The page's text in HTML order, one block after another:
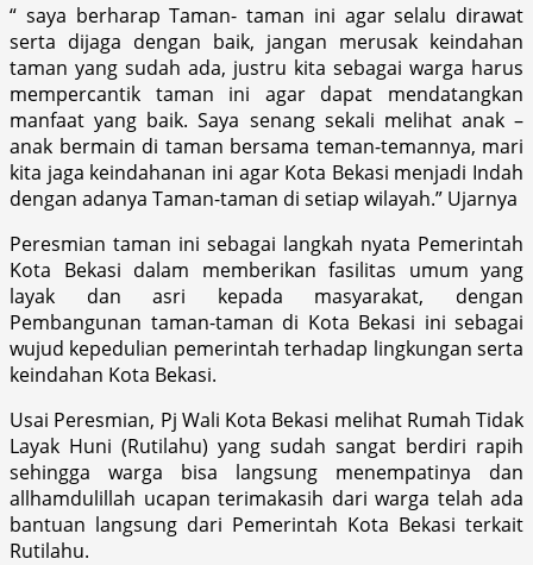
“ saya berharap Taman- taman ini agar selalu dirawat
serta dijaga dengan baik, jangan merusak keindahan
taman yang sudah ada, justru kita sebagai warga harus
mempercantik taman ini agar dapat mendatangkan
manfaat yang baik. Saya senang sekali melihat anak –
anak bermain di taman bersama teman-temannya, mari
kita jaga keindahanan ini agar Kota Bekasi menjadi Indah
dengan adanya Taman-taman di setiap wilayah.” Ujarnya
Peresmian taman ini sebagai langkah nyata Pemerintah
Kota Bekasi dalam memberikan fasilitas umum yang
layak dan asri kepada masyarakat, dengan
Pembangunan taman-taman di Kota Bekasi ini sebagai
wujud kepedulian pemerintah terhadap lingkungan serta
keindahan Kota Bekasi.
Usai Peresmian, Pj Wali Kota Bekasi melihat Rumah Tidak
Layak Huni (Rutilahu) yang sudah sangat berdiri rapih
sehingga warga bisa langsung menempatinya dan
allhamdulillah ucapan terimakasih dari warga telah ada
bantuan langsung dari Pemerintah Kota Bekasi terkait
Rutilahu.